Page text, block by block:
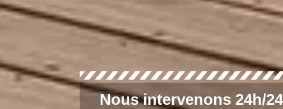
Nous intervenons 24h/